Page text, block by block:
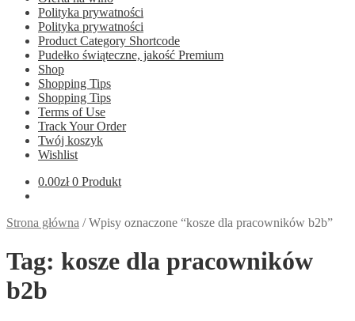
Polityka prywatności
Polityka prywatności
Product Category Shortcode
Pudełko świąteczne, jakość Premium
Shop
Shopping Tips
Shopping Tips
Terms of Use
Track Your Order
Twój koszyk
Wishlist
0.00zł 0 Produkt
Strona główna /Wpisy oznaczone “kosze dla pracowników b2b”
Tag: kosze dla pracowników
b2b